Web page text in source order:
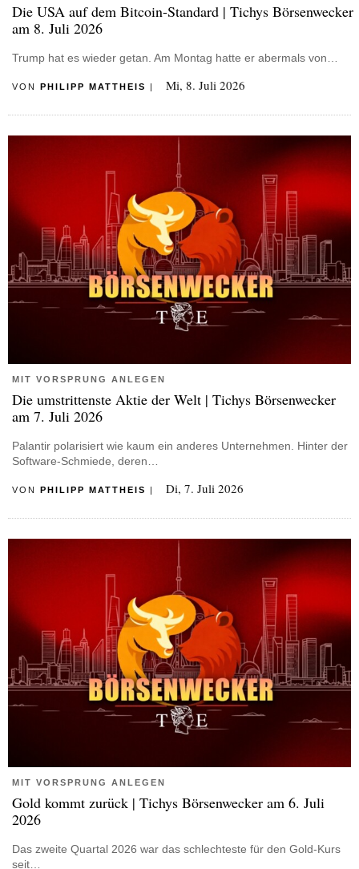
Die USA auf dem Bitcoin-Standard | Tichys Börsenwecker
am 8. Juli 2026
Trump hat es wieder getan. Am Montag hatte er abermals von…
VON PHILIPP MATTHEIS | Mi, 8. Juli 2026
MIT VORSPRUNG ANLEGEN
Die umstrittenste Aktie der Welt | Tichys Börsenwecker
am 7. Juli 2026
Palantir polarisiert wie kaum ein anderes Unternehmen. Hinter der
Software-Schmiede, deren…
VON PHILIPP MATTHEIS | Di, 7. Juli 2026
MIT VORSPRUNG ANLEGEN
Gold kommt zurück | Tichys Börsenwecker am 6. Juli
2026
Das zweite Quartal 2026 war das schlechteste für den Gold-Kurs
seit…